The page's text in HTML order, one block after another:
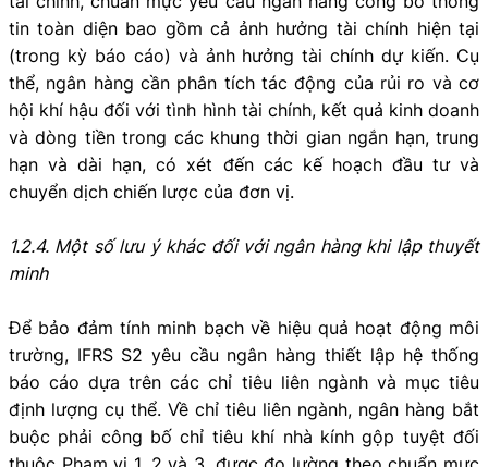
tin toàn diện bao gồm cả ảnh hưởng tài chính hiện tại
(trong kỳ báo cáo) và ảnh hưởng tài chính dự kiến. Cụ
thể, ngân hàng cần phân tích tác động của rủi ro và cơ
hội khí hậu đối với tình hình tài chính, kết quả kinh doanh
và dòng tiền trong các khung thời gian ngắn hạn, trung
hạn và dài hạn, có xét đến các kế hoạch đầu tư và
chuyển dịch chiến lược của đơn vị.
1.2.4. Một số lưu ý khác đối với ngân hàng khi lập thuyết
minh
Để bảo đảm tính minh bạch về hiệu quả hoạt động môi
trường, IFRS S2 yêu cầu ngân hàng thiết lập hệ thống
báo cáo dựa trên các chỉ tiêu liên ngành và mục tiêu
định lượng cụ thể. Về chỉ tiêu liên ngành, ngân hàng bắt
buộc phải công bố chỉ tiêu khí nhà kính gộp tuyệt đối